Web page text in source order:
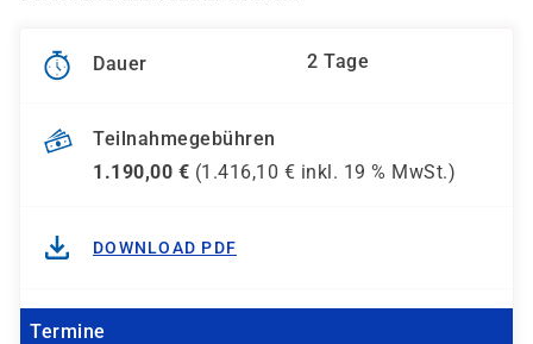
Dauer 2 Tage
Teilnahmegebühren
1.190,00 € (1.416,10 € inkl. 19 % MwSt.)
DOWNLOAD PDF
Termine